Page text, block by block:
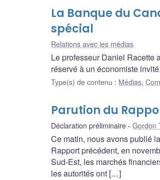
La Banque du
spécial
Relations avec les médias
Le professeur Daniel Racette
réservé à un économiste invité.
Type(s) de contenu : Médias,
Parution du
Déclaration préliminaire Gordon
Ce matin, nous avons publié
Rapport précédent, en
Sud-Est, les marchés
les autorités ont […]